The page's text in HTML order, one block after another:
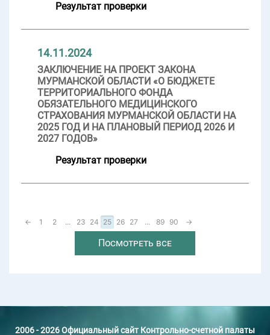
Результат проверки
14.11.2024
ЗАКЛЮЧЕНИЕ НА ПРОЕКТ ЗАКОНА
МУРМАНСКОЙ ОБЛАСТИ «О БЮДЖЕТЕ
ТЕРРИТОРИАЛЬНОГО ФОНДА
ОБЯЗАТЕЛЬНОГО МЕДИЦИНСКОГО
СТРАХОВАНИЯ МУРМАНСКОЙ ОБЛАСТИ НА
2025 ГОД И НА ПЛАНОВЫЙ ПЕРИОД 2026 И
2027 ГОДОВ»
Результат проверки
← 1 2 ... 23 24 25 26 27 ... 89 90 →
Посмотреть все
2006 - 2026 Официальный сайт Контрольно-счетной палаты